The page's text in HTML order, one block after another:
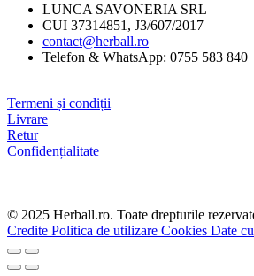
LUNCA SAVONERIA SRL
CUI 37314851, J3/607/2017
contact@herball.ro
Telefon & WhatsApp: 0755 583 840
Termeni și condiții
Livrare
Retur
Confidențialitate
© 2025 Herball.ro. Toate drepturile
Credite Politica de utilizare Cookies Date